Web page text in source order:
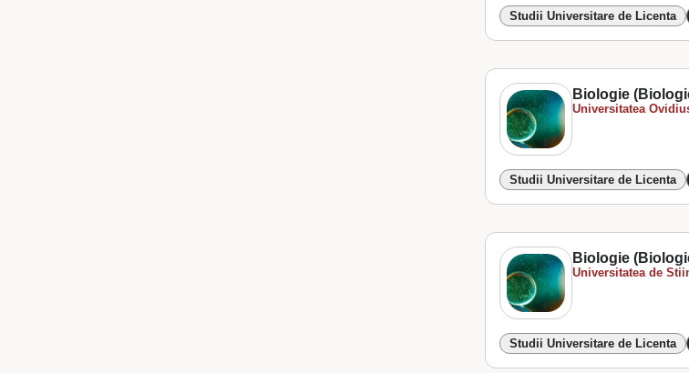
Studii Universitare de Licenta
Biologie
Universitatea
Studii Universitare de Licenta
Biologie
Universitatea de
Studii Universitare de Licenta